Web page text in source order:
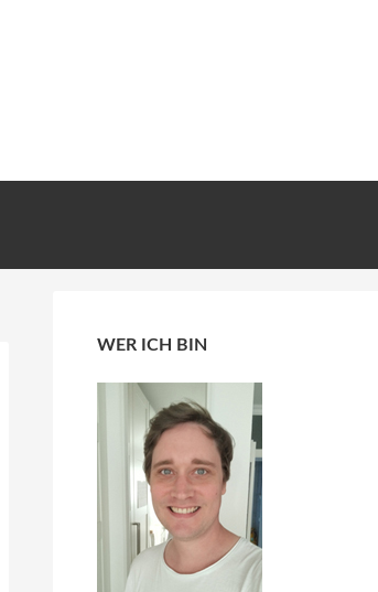
WER ICH BIN